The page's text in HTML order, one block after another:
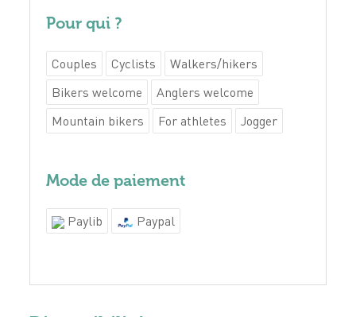
Pour qui ?
Couples Cyclists
Walkers/hikers
Bikers welcome
Anglers welcome
Mountain bikers
For athletes Jogger
Mode de paiement
Paylib Paypal